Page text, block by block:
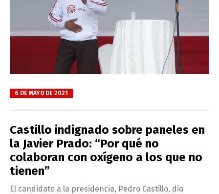
6 DE MAYO DE 2021
Castillo indignado sobre paneles en
la Javier Prado: “Por qué no
colaboran con oxígeno a los que no
tienen”
El candidato a la presidencia, Pedro Castillo, dio